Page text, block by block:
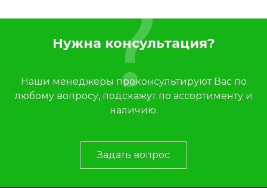
Нужна консультация?
Наши менеджеры проконсультируют Вас по
любому вопросу, подскажут по ассортименту и
наличию.
Задать вопрос